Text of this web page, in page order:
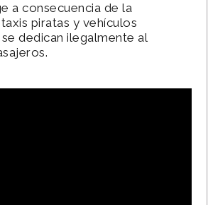
a consecuencia de la
piratas y vehículos
dedican ilegalmente al